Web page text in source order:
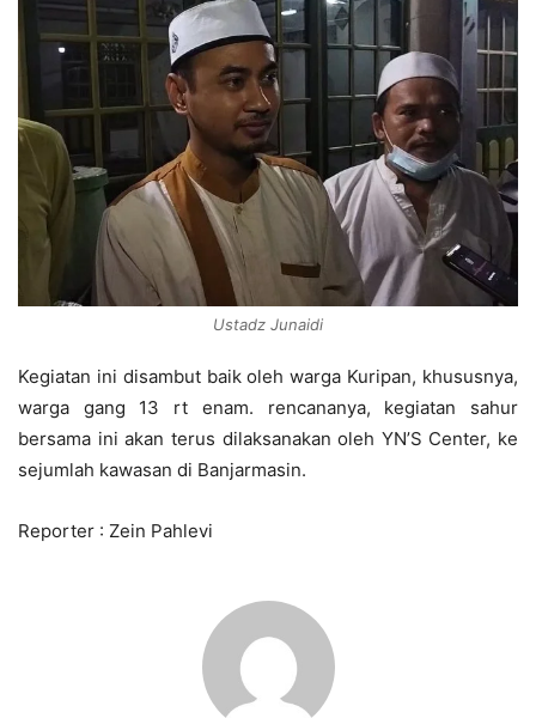
Ustadz Junaidi
Kegiatan ini disambut baik oleh warga Kuripan, khususnya,
warga gang 13 rt enam. rencananya, kegiatan sahur
bersama ini akan terus dilaksanakan oleh YN’S Center, ke
sejumlah kawasan di Banjarmasin.
Reporter : Zein Pahlevi